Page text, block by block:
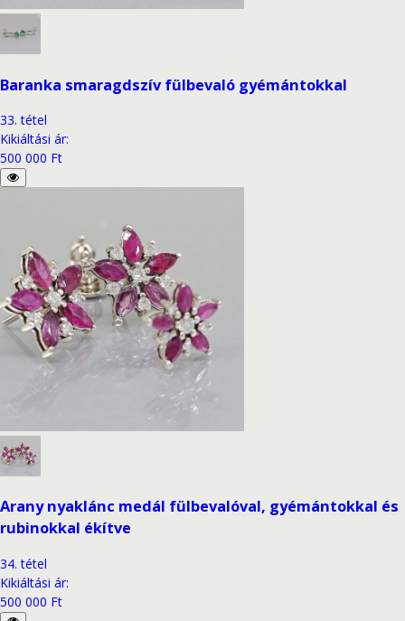
Baranka smaragdszív fülbevaló gyémántokkal
33. tétel
Kikiáltási ár:
500 000 Ft
Arany nyaklánc medál fülbevalóval, gyémántokkal és
rubinokkal ékítve
34. tétel
Kikiáltási ár:
500 000 Ft